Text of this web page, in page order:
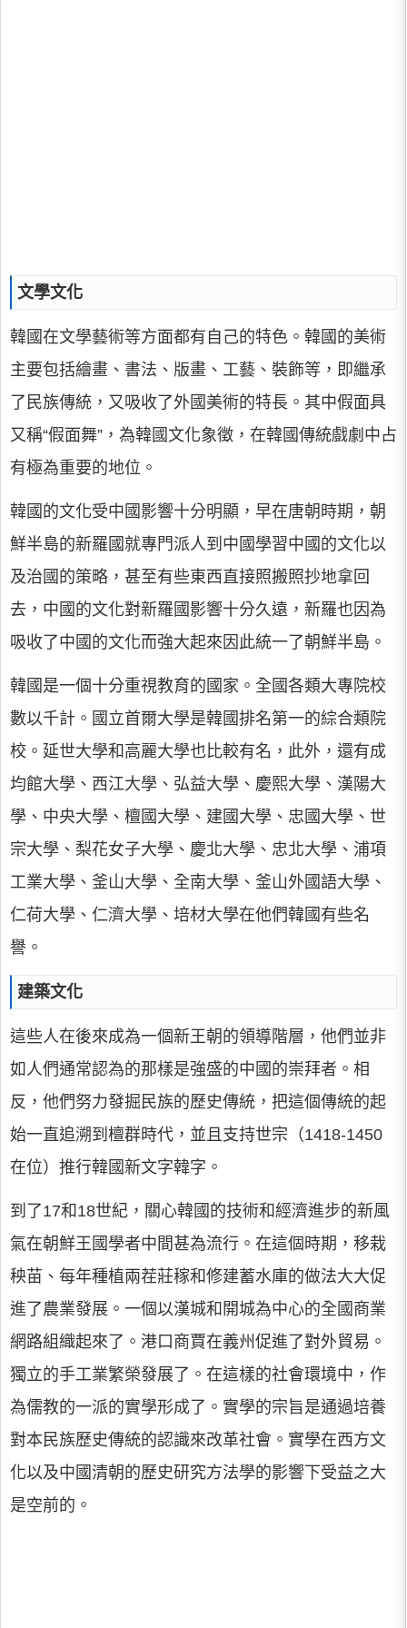
文學文化
韓國在文學藝術等方面都有自己的特色。韓國的美術
主要包括繪畫、書法、版畫、工藝、裝飾等，即繼承
了民族傳統，又吸收了外國美術的特長。其中假面具
又稱“假面舞”，為韓國文化象徵，在韓國傳統戲劇中占
有極為重要的地位。
韓國的文化受中國影響十分明顯，早在唐朝時期，朝
鮮半島的新羅國就專門派人到中國學習中國的文化以
及治國的策略，甚至有些東西直接照搬照抄地拿回
去，中國的文化對新羅國影響十分久遠，新羅也因為
吸收了中國的文化而強大起來因此統一了朝鮮半島。
韓國是一個十分重視教育的國家。全國各類大專院校
數以千計。國立首爾大學是韓國排名第一的綜合類院
校。延世大學和高麗大學也比較有名，此外，還有成
均館大學、西江大學、弘益大學、慶熙大學、漢陽大
學、中央大學、檀國大學、建國大學、忠國大學、世
宗大學、梨花女子大學、慶北大學、忠北大學、浦項
工業大學、釜山大學、全南大學、釜山外國語大學、
仁荷大學、仁濟大學、培材大學在他們韓國有些名
譽。
建築文化
這些人在後來成為一個新王朝的領導階層，他們並非
如人們通常認為的那樣是強盛的中國的崇拜者。相
反，他們努力發掘民族的歷史傳統，把這個傳統的起
始一直追溯到檀群時代，並且支持世宗（1418-1450
在位）推行韓國新文字韓字。
到了17和18世紀，關心韓國的技術和經濟進步的新風
氣在朝鮮王國學者中間甚為流行。在這個時期，移栽
秧苗、每年種植兩茬莊稼和修建蓄水庫的做法大大促
進了農業發展。一個以漢城和開城為中心的全國商業
網路組織起來了。港口商賈在義州促進了對外貿易。
獨立的手工業繁榮發展了。在這樣的社會環境中，作
為儒教的一派的實學形成了。實學的宗旨是通過培養
對本民族歷史傳統的認識來改革社會。實學在西方文
化以及中國清朝的歷史研究方法學的影響下受益之大
是空前的。